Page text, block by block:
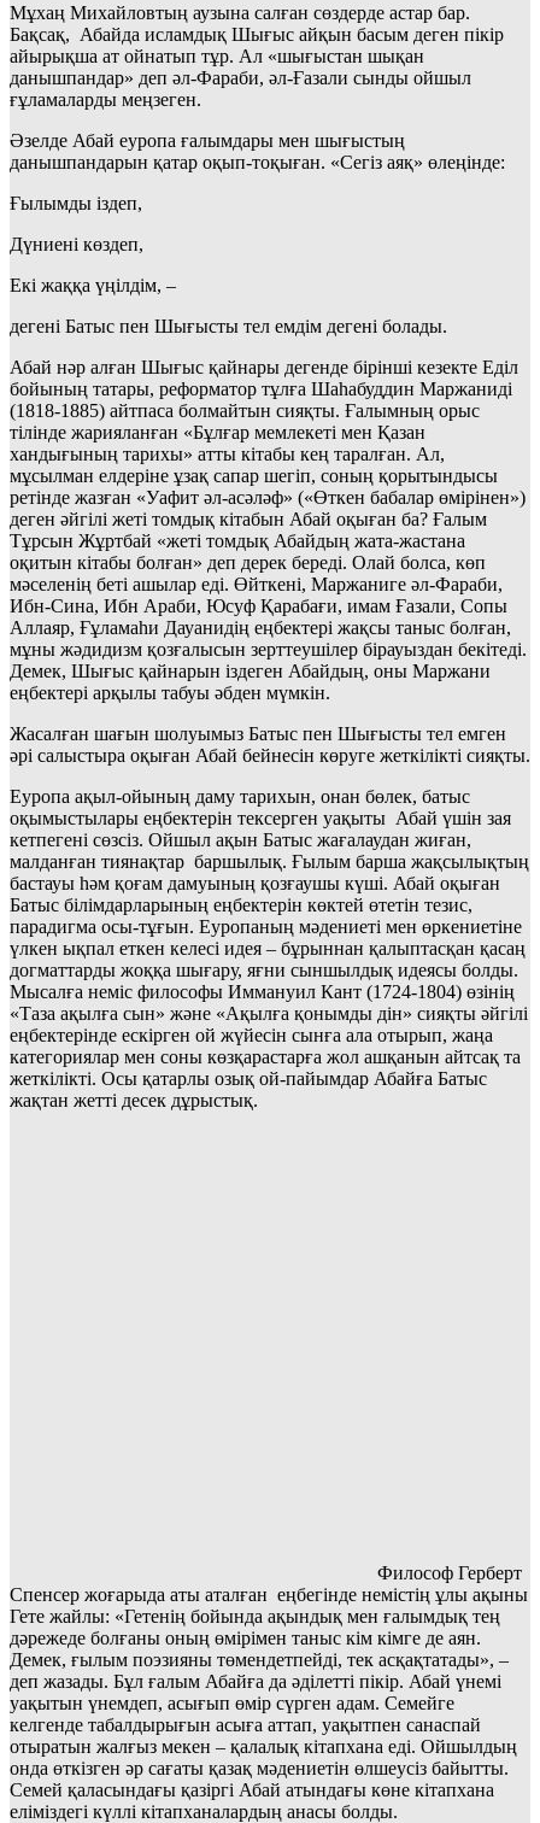
Мұхаң Михайловтың аузына салған сөздерде астар бар.
Бақсақ, Абайда исламдық Шығыс айқын басым деген пікір
айырықша ат ойнатып тұр. Ал «шығыстан шықан
данышпандар» деп әл-Фараби, әл-Ғазали сынды ойшыл
ғұламаларды меңзеген.
Әзелде Абай еуропа ғалымдары мен шығыстың
данышпандарын қатар оқып-тоқыған. «Сегіз аяқ» өлеңінде:
Ғылымды іздеп,
Дүниені көздеп,
Екі жаққа үңілдім, –
дегені Батыс пен Шығысты тел емдім дегені болады.
Абай нәр алған Шығыс қайнары дегенде бірінші кезекте Еділ
бойының татары, реформатор тұлға Шаһабуддин Маржаниді
(1818-1885) айтпаса болмайтын сияқты. Ғалымның орыс
тілінде жарияланған «Бұлғар мемлекеті мен Қазан
хандығының тарихы» атты кітабы кең таралған. Ал,
мұсылман елдеріне ұзақ сапар шегіп, соның қорытындысы
ретінде жазған «Уафит әл-асәләф» («Өткен бабалар өмірінен»)
деген әйгілі жеті томдық кітабын Абай оқыған ба? Ғалым
Тұрсын Жұртбай «жеті томдық Абайдың жата-жастана
оқитын кітабы болған» деп дерек береді. Олай болса, көп
мәселенің беті ашылар еді. Өйткені, Маржаниге әл-Фараби,
Ибн-Сина, Ибн Араби, Юсуф Қарабағи, имам Ғазали, Сопы
Аллаяр, Ғұламаһи Дауанидің еңбектері жақсы таныс болған,
мұны жәдидизм қозғалысын зерттеушілер бірауыздан бекітеді.
Демек, Шығыс қайнарын іздеген Абайдың, оны Маржани
еңбектері арқылы табуы әбден мүмкін.
Жасалған шағын шолуымыз Батыс пен Шығысты тел емген
әрі салыстыра оқыған Абай бейнесін көруге жеткілікті сияқты.
Еуропа ақыл-ойының даму тарихын, онан бөлек, батыс
оқымыстылары еңбектерін тексерген уақыты Абай үшін зая
кетпегені сөзсіз. Ойшыл ақын Батыс жағалаудан жиған,
малданған тиянақтар баршылық. Ғылым барша жақсылықтың
бастауы һәм қоғам дамуының қозғаушы күші. Абай оқыған
Батыс білімдарларының еңбектерін көктей өтетін тезис,
парадигма осы-тұғын. Еуропаның мәдениеті мен өркениетіне
үлкен ықпал еткен келесі идея – бұрыннан қалыптасқан қасаң
догматтарды жоққа шығару, яғни сыншылдық идеясы болды.
Мысалға неміс философы Иммануил Кант (1724-1804) өзінің
«Таза ақылға сын» және «Ақылға қонымды дін» сияқты әйгілі
еңбектерінде ескірген ой жүйесін сынға ала отырып, жаңа
категориялар мен соны көзқарастарға жол ашқанын айтсақ та
жеткілікті. Осы қатарлы озық ой-пайымдар Абайға Батыс
жақтан жетті десек дұрыстық.
Философ Герберт
Спенсер жоғарыда аты аталған еңбегінде немістің ұлы ақыны
Гете жайлы: «Гетенің бойында ақындық мен ғалымдық тең
дәрежеде болғаны оның өмірімен таныс кім кімге де аян.
Демек, ғылым поэзияны төмендетпейді, тек асқақтатады», –
деп жазады. Бұл ғалым Абайға да әділетті пікір. Абай үнемі
уақытын үнемдеп, асығып өмір сүрген адам. Семейге
келгенде табалдырығын асыға аттап, уақытпен санаспай
отыратын жалғыз мекен – қалалық кітапхана еді. Ойшылдың
онда өткізген әр сағаты қазақ мәдениетін өлшеусіз байытты.
Семей қаласындағы қазіргі Абай атындағы көне кітапхана
еліміздегі күллі кітапханалардың анасы болды.